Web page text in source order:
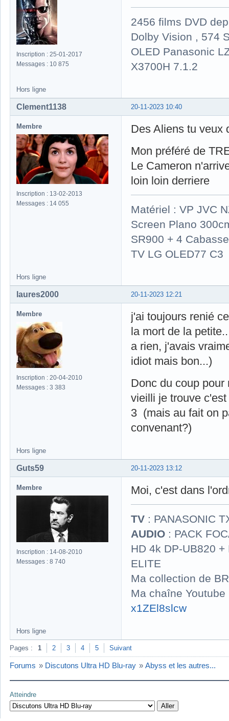
Inscription : 25-01-2017
Messages : 10 875
2456 films DVD
Dolby Vision , 574
OLED Panasonic
X3700H 7.1.2
Hors ligne
20-11-2023 10:40
Clement1138
Membre
Inscription : 13-02-2013
Messages : 14 055
Des Aliens tu veux
Mon préféré de
Le Cameron
loin loin derriere
Matériel : VP JVC
Screen Plano
SR900 + 4
TV LG OLED77 C3
Hors ligne
20-11-2023 12:21
laures2000
Membre
Inscription : 20-04-2010
Messages : 3 383
j'ai toujours renié
la mort de la
a rien, j'avais
idiot mais bon...)
Donc du coup
vieilli je trouve
3 (mais au fait on
convenant?)
Hors ligne
20-11-2023 13:12
Guts59
Membre
Inscription : 14-08-2010
Messages : 8 740
Moi, c'est dans
TV : PANASONIC
AUDIO : PACK
HD 4k DP-UB820
ELITE
Ma collection de
Ma chaîne
x1ZEl8slcw
Hors ligne
Pages : 1 2 3 4 5 Suivant
Forums » Discutons Ultra HD Blu-ray » Abyss et les autres...
Atteindre